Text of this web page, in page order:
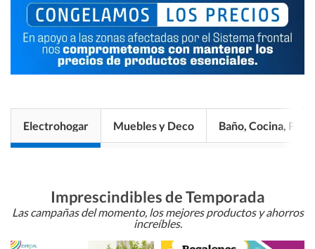
Electrohogar Muebles y Deco Baño, Cocina, Pisos
Imprescindibles de Temporada
Las campañas del momento, los mejores productos y ahorros
increíbles.